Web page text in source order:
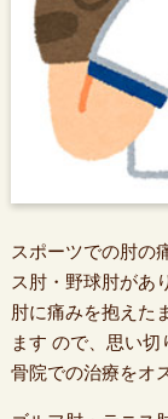
スポーツでの肘の
ス肘・野球肘があ
肘に痛みを抱えた
ます ので、思い
骨院での治療をオ